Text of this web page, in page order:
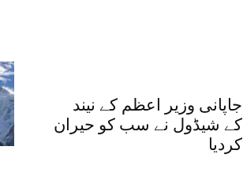
جاپانی وزیر اعظم کے نیند
کے شیڈول نے سب کو حیران
کردیا